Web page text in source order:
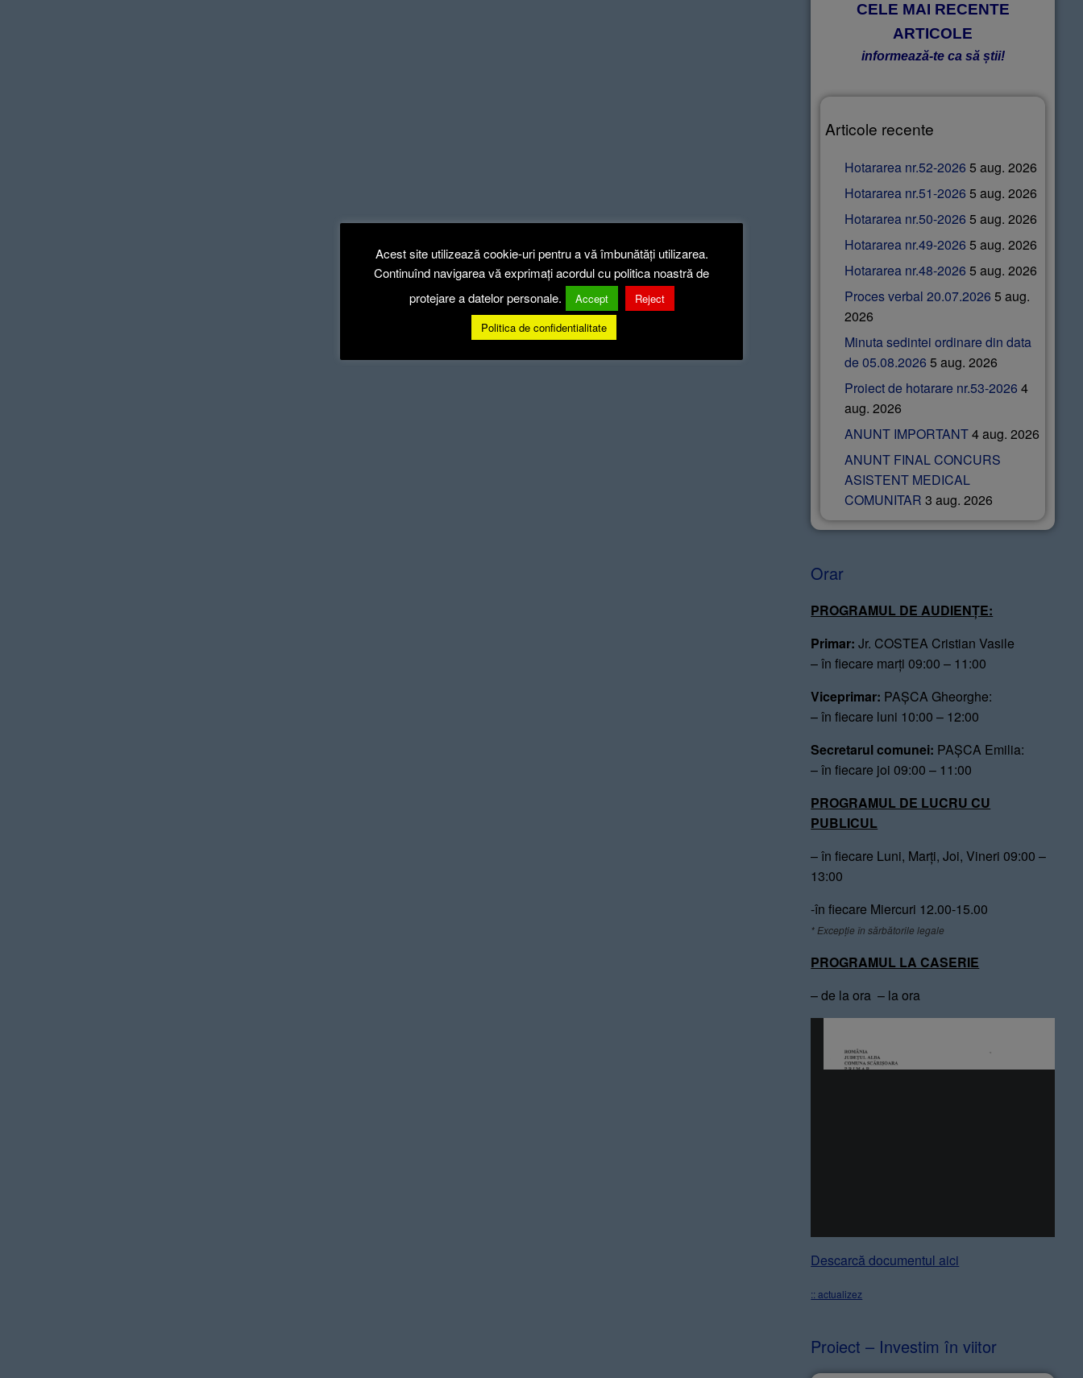
CELE MAI RECENTE
ARTICOLE
informează-te ca să știi!
Articole recente
Hotararea nr.52-2026 5 aug. 2026
Hotararea nr.51-2026 5 aug. 2026
Hotararea nr.50-2026 5 aug. 2026
Hotararea nr.49-2026 5 aug. 2026
Hotararea nr.48-2026 5 aug. 2026
Proces verbal 20.07.2026 5 aug.
2026
Minuta sedintei ordinare din data
de 05.08.2026 5 aug. 2026
Proiect de hotarare nr.53-2026 4
aug. 2026
ANUNT IMPORTANT4 aug. 2026
ANUNT FINAL CONCURS
ASISTENT MEDICAL
COMUNITAR 3 aug. 2026
Orar
PROGRAMUL DE AUDIENȚE:
Primar:Jr. COSTEA Cristian Vasile
– în fiecare marți 09:00 – 11:00
Viceprimar: PAȘCA Gheorghe:
– în fiecare luni 10:00 – 12:00
Secretarul comunei: PAȘCA Emilia:
– în fiecare joi 09:00 – 11:00
PROGRAMUL DE LUCRU CU
PUBLICUL
– în fiecare Luni, Marți, Joi, Vineri 09:00 –
13:00
-în fiecare Miercuri 12.00-15.00
* Excepție în sărbătorile legale
PROGRAMUL LA CASERIE
– de la ora – la ora
Descarcă documentul aici
:: actualizez
Proiect – Investim în viitor
Acest site utilizează cookie-uri pentru a vă îmbunătăți utilizarea.
Continuînd navigarea vă exprimați acordul cu politica noastră de
protejare a datelor personale.
Accept
Reject
Politica de confidentialitate